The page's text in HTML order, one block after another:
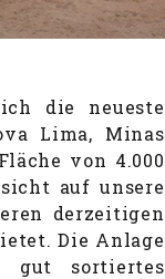
die neueste
Lima, Minas
von 4.000
auf unsere
derzeitigen
Die Anlage
sortiertes